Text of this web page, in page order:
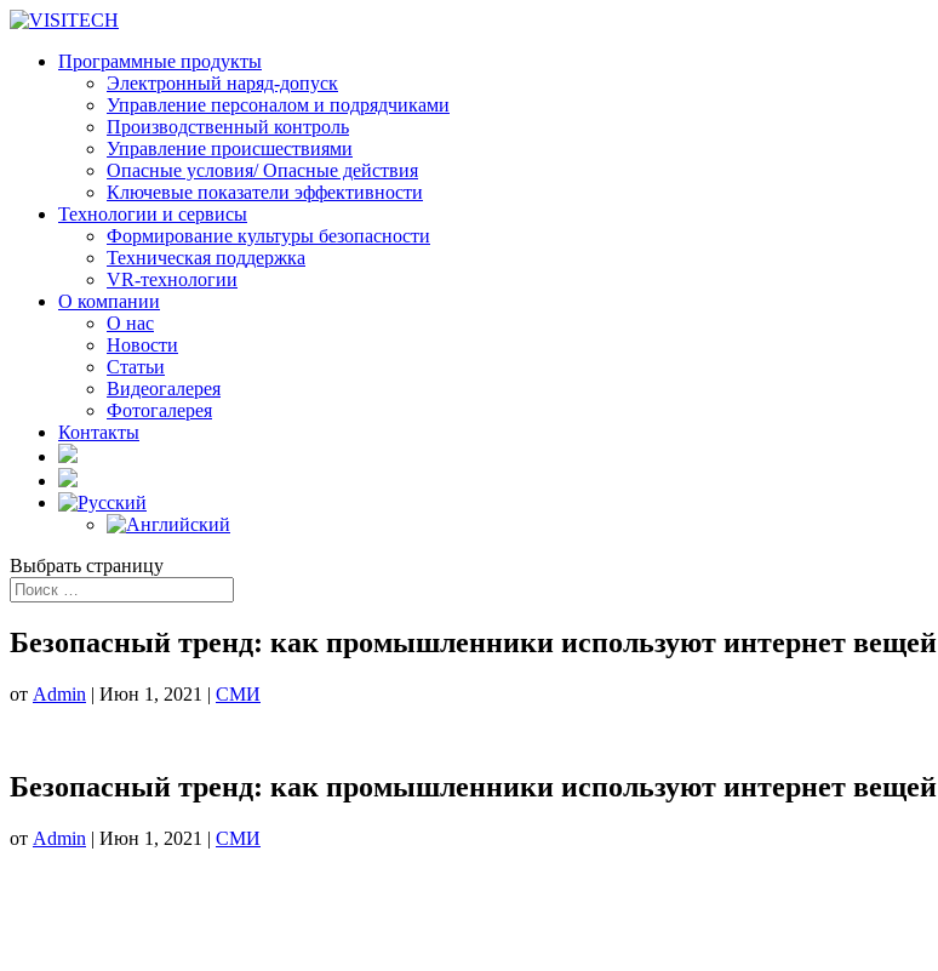
Программные продукты
Электронный наряд-допуск
Управление персоналом и подрядчиками
Производственный контроль
Управление происшествиями
Опасные условия/ Опасные действия
Ключевые показатели эффективности
Технологии и сервисы
Формирование культуры безопасности
Техническая поддержка
VR-технологии
О компании
О нас
Новости
Статьи
Видеогалерея
Фотогалерея
Контакты
Выбрать страницу
Безопасный тренд: как промышленники используют интернет вещей
от Admin | Июн 1, 2021 | СМИ
Безопасный тренд: как промышленники используют интернет вещей
от Admin | Июн 1, 2021 | СМИ